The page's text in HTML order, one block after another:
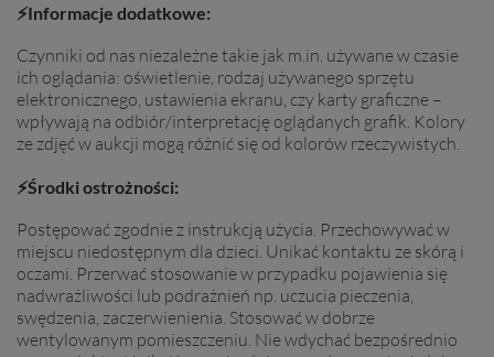
⚡Informacje dodatkowe:
Czynniki od nas niezależne takie jak m.in. używane w czasie
ich oglądania: oświetlenie, rodzaj używanego sprzętu
elektronicznego, ustawienia ekranu, czy karty graficzne –
wpływają na odbiór/interpretację oglądanych grafik. Kolory
ze zdjęć w aukcji mogą różnić się od kolorów rzeczywistych.
⚡Środki ostrożności:
Postępować zgodnie z instrukcją użycia. Przechowywać w
miejscu niedostępnym dla dzieci. Unikać kontaktu ze skórą i
oczami. Przerwać stosowanie w przypadku pojawienia się
nadwrażliwości lub podrażnień np. uczucia pieczenia,
swędzenia, zaczerwienienia. Stosować w dobrze
wentylowanym pomieszczeniu. Nie wdychać bezpośrednio